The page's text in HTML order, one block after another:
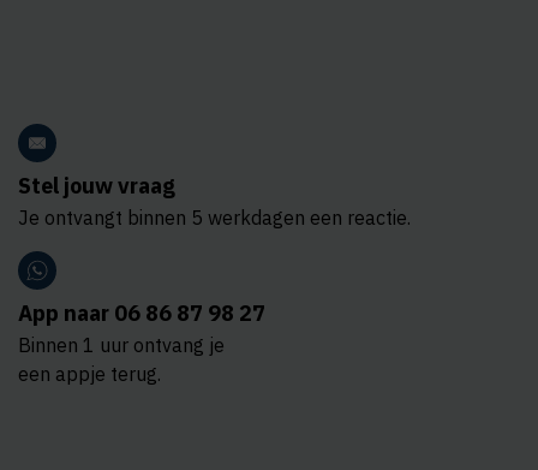
Stel jouw vraag
Je ontvangt binnen 5 werkdagen een reactie.
App naar 06 86 87 98 27
Binnen 1 uur ontvang je
een appje terug.